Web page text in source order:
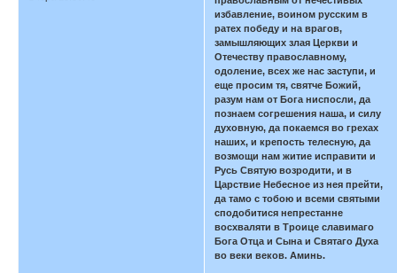
избавление, воином русским в
ратех победу и на врагов,
замышляющих злая Церкви и
Отечеству православному,
одоление, всех же нас заступи, и
еще просим тя, святче Божий,
разум нам от Бога ниспосли, да
познаем согрешения наша, и силу
духовную, да покаемся во грехах
наших, и крепость телесную, да
возмощи нам житие исправити и
Русь Святую возродити, и в
Царствие Небесное из нея прейти,
да тамо с тобою и всеми святыми
сподобитися непрестанне
восхваляти в Троице славимаго
Бога Отца и Сына и Святаго Духа
во веки веков. Аминь.